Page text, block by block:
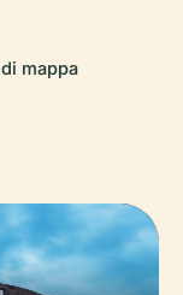
mappa